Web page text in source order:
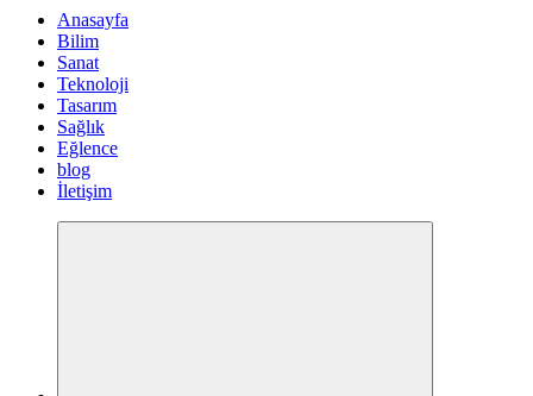
Anasayfa
Bilim
Sanat
Teknoloji
Tasarım
Sağlık
Eğlence
blog
İletişim